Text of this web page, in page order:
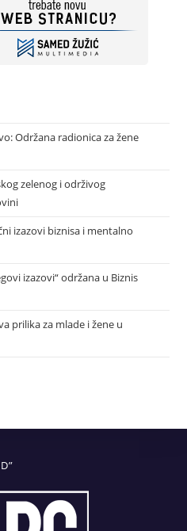
Održana radionica za žene
zelenog i održivog
izazovi biznisa i mentalno
izazovi“ održana u Biznis
prilika za mlade i žene u